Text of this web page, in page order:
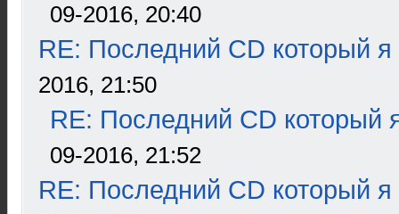
09-2016, 20:40
RE: Последний CD который я
2016, 21:50
RE: Последний CD который
09-2016, 21:52
RE: Последний CD который я